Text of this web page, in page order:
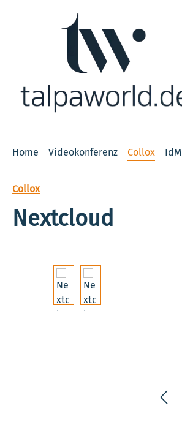
Hauptinhalt springen
Zur Suche springen
Zur Hauptnavigation springen
Home Videokonferenz Collox IdM
Collox
Nextcloud
Bildergalerie überspringen